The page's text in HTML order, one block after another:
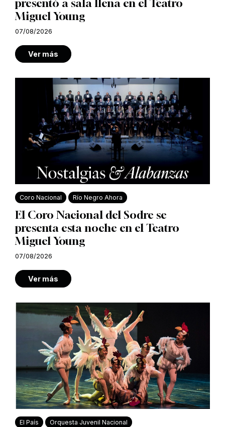
presentó a sala llena en el Teatro
Miguel Young
07/08/2026
Ver más
Coro Nacional Río Negro Ahora
El Coro Nacional del Sodre se
presenta esta noche en el Teatro
Miguel Young
07/08/2026
Ver más
El País Orquesta Juvenil Nacional